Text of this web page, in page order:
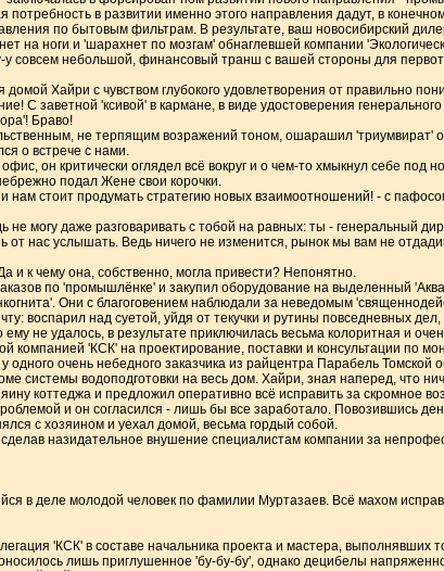
в развитии именно этого направления дадут, в
по бытовым фильтрам. В результате, ваш новосибирский
на ноги и 'шарахнет по мозгам' обнаглевшей компании
совсем небольшой, финансовый транш с вашей стороны для
Хайри с чувством глубокого удовлетворения от правильно
С заветной 'ксивой' в кармане, в виде удостоверения
Браво!
не терпящим возражений тоном, ошарашил 'триумвират'
о встрече с нами.
он критически оглядел всё вокруг и о чем-то хмыкнул себе под
подал Жене свои корочки.
нам стоит продумать стратегию новых взаимоотношений! - с
могу даже разговаривать с тобой на равных: ты - генеральный
от нас услышать. Ведь ничего не изменится, рынок мы вам не
и к чему она, собственно, могла привести? Непонятно.
по 'промышлёнке' и закупил оборудование на выделенный
Они с благоговением наблюдали за неведомым
воспарил над суетой, уйдя от текучки и рутины повседневных
не удалось, в результате приключилась весьма колоритная и
компанией 'КСК' на проектирование, поставки и консультации по
одного очень небедного заказчика из райцентра Парабель Томской
системы водоподготовки на весь дом. Хайри, зная наперед, что
коттеджа и предложил оперативно всё исправить за скромное
и он согласился - лишь бы все заработало. Повозившись
с хозяином и уехал домой, весьма гордый собой.
назидательное внушение специалистам компании за
в деле молодой человек по фамилии Муртазаев. Всё махом
'КСК' в составе начальника проекта и мастера, выполнявших
лишь приглушенное 'бу-бу-бу', однако децибелы